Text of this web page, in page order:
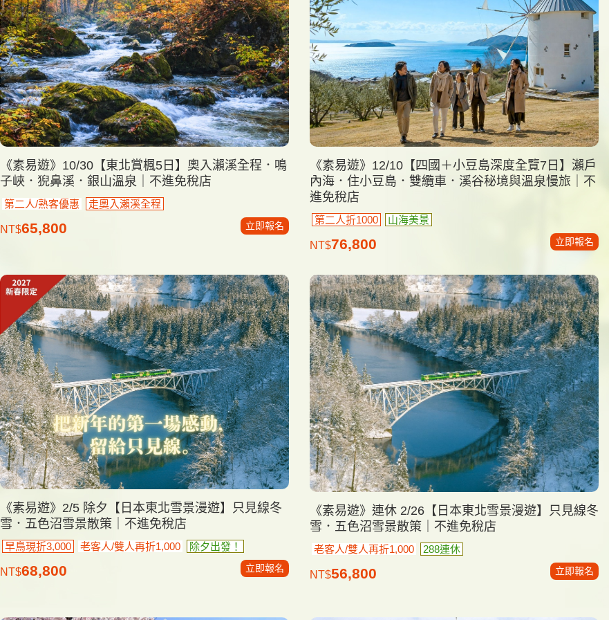
《素易遊》10/30【東北賞楓5日】奧入瀨溪全程．鳴
子峽．猊鼻溪．銀山溫泉｜不進免稅店
第二人/熟客優惠 走奧入瀨溪全程
NT$65,800 立即報名
《素易遊》12/10【四國＋小豆島深度全覽7日】瀨戶
內海．住小豆島．雙纜車．溪谷秘境與溫泉慢旅｜不
進免稅店
第二人折1000 山海美景
NT$76,800 立即報名
《素易遊》2/5 除夕【日本東北雪景漫遊】只見線冬
雪．五色沼雪景散策｜不進免稅店
早鳥現折3,000 老客人/雙人再折1,000 除夕出發！
NT$68,800 立即報名
《素易遊》連休 2/26【日本東北雪景漫遊】只見線冬
雪．五色沼雪景散策｜不進免稅店
老客人/雙人再折1,000 288連休
NT$56,800 立即報名